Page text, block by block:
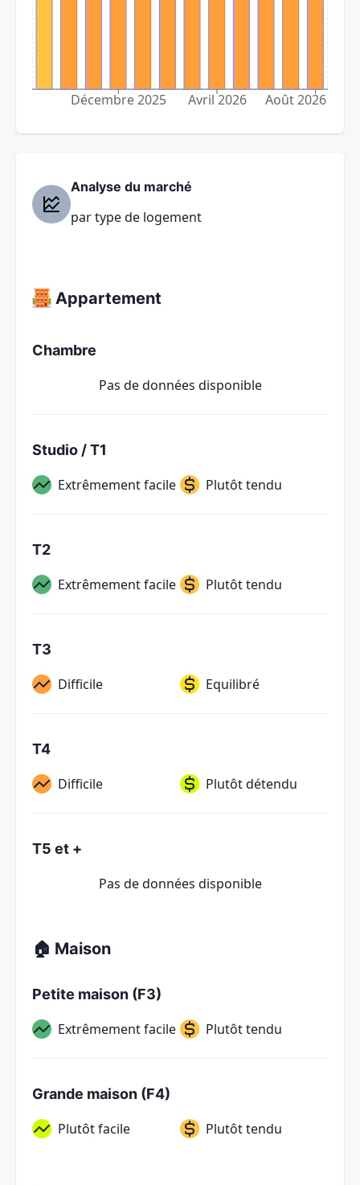
Décembre 2025 Avril 2026 Août 2026
Analyse du marché
par type de logement
Appartement
Chambre
Pas de données disponible
Studio / T1
Extrêmement facile Plutôt tendu
T2
Extrêmement facile Plutôt tendu
T3
Difficile Equilibré
T4
Difficile Plutôt détendu
T5 et +
Pas de données disponible
🏠 Maison
Petite maison (F3)
Extrêmement facile Plutôt tendu
Grande maison (F4)
Plutôt facile Plutôt tendu